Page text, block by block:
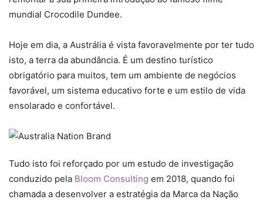
mundial Crocodile Dundee.
Hoje em dia, a Austrália é vista favoravelmente por ter tudo
isto, a terra da abundância. É um destino turístico
obrigatório para muitos, tem um ambiente de negócios
favorável, um sistema educativo forte e um estilo de vida
ensolarado e confortável.
Tudo isto foi reforçado por um estudo de investigação
conduzido pela Bloom Consulting em 2018, quando foi
chamada a desenvolver a estratégia da Marca da Nação